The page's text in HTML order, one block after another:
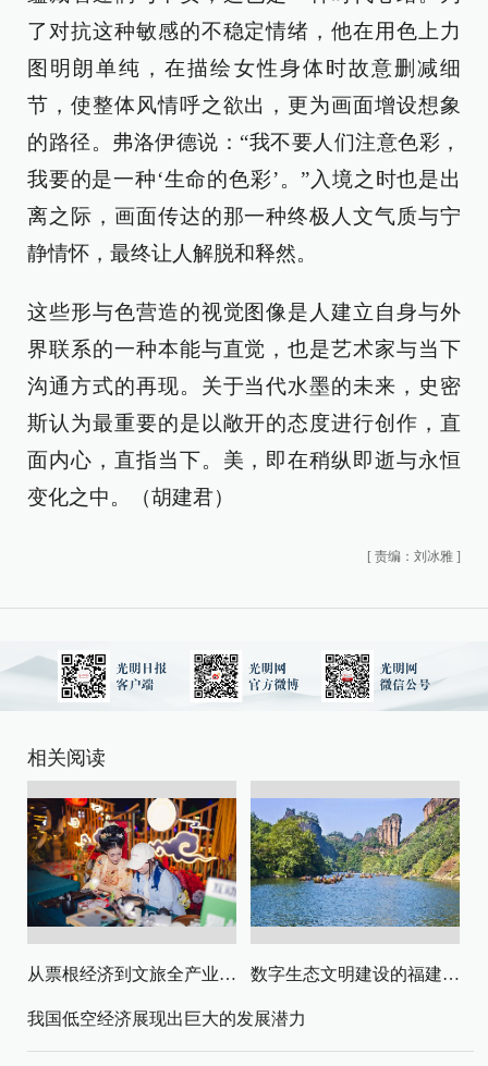
了对抗这种敏感的不稳定情绪，他在用色上力
图明朗单纯，在描绘女性身体时故意删减细
节，使整体风情呼之欲出，更为画面增设想象
的路径。弗洛伊德说：“我不要人们注意色彩，
我要的是一种‘生命的色彩’。”入境之时也是出
离之际，画面传达的那一种终极人文气质与宁
静情怀，最终让人解脱和释然。
这些形与色营造的视觉图像是人建立自身与外
界联系的一种本能与直觉，也是艺术家与当下
沟通方式的再现。关于当代水墨的未来，史密
斯认为最重要的是以敞开的态度进行创作，直
面内心，直指当下。美，即在稍纵即逝与永恒
变化之中。（胡建君）
[ 责编：刘冰雅 ]
相关阅读
从票根经济到文旅全产业链升级 数字生态文明建设的福建路径与启示
我国低空经济展现出巨大的发展潜力